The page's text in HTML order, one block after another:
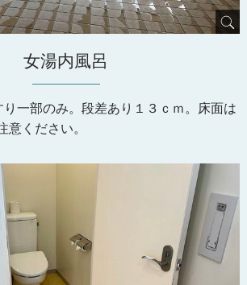
女湯内風呂
一部のみ。段差あり１３ｃｍ。床面は
意ください。